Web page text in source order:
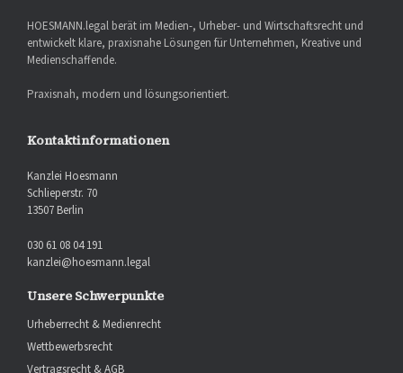
HOESMANN.legal berät im Medien-, Urheber- und Wirtschaftsrecht und
entwickelt klare, praxisnahe Lösungen für Unternehmen, Kreative und
Medienschaffende.
Praxisnah, modern und lösungsorientiert.
Kontaktinformationen
Kanzlei Hoesmann
Schlieperstr. 70
13507 Berlin
030 61 08 04 191
kanzlei@hoesmann.legal
Unsere Schwerpunkte
Urheberrecht & Medienrecht
Wettbewerbsrecht
Vertragsrecht & AGB